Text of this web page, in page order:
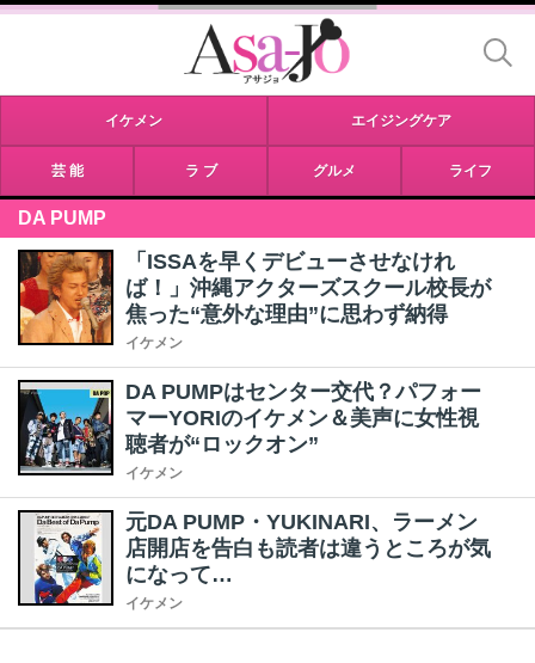
イケメン エイジングケア
芸 能 ラ ブ グルメ ライフ
DA PUMP
「ISSAを早くデビューさせなけれ
ば！」沖縄アクターズスクール校長が
焦った“意外な理由”に思わず納得
イケメン
DA PUMPはセンター交代？パフォー
マーYORIのイケメン＆美声に女性視
聴者が“ロックオン”
イケメン
元DA PUMP・YUKINARI、ラーメン
店開店を告白も読者は違うところが気
になって…
イケメン